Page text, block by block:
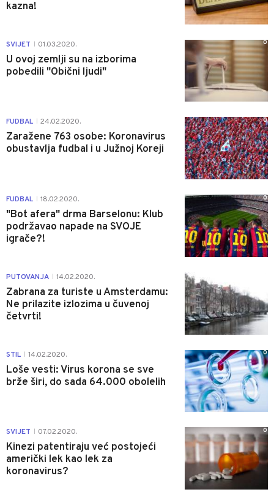
kazna!
SVIJET 01.03.2020.
U ovoj zemlji su na izborima
pobedili "Obični ljudi"
0
FUDBAL 24.02.2020.
Zaražene 763 osobe: Koronavirus
obustavlja fudbal i u Južnoj Koreji
0
FUDBAL 18.02.2020.
"Bot afera" drma Barselonu: Klub
podržavao napade na SVOJE
igrače?!
0
PUTOVANJA 14.02.2020.
Zabrana za turiste u Amsterdamu:
Ne prilazite izlozima u čuvenoj
četvrti!
STIL 14.02.2020.
Loše vesti: Virus korona se sve
brže širi, do sada 64.000 obolelih
0
SVIJET 07.02.2020.
Kinezi patentiraju već postojeći
američki lek kao lek za
koronavirus?
0